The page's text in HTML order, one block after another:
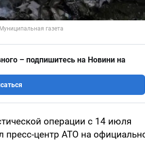
– подпишитесь на Новини на
операции с 14 июля
центр АТО на